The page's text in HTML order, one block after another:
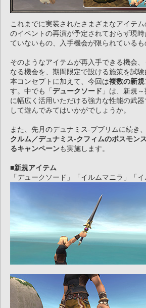
これまでに実装されたさまざまなアイテ
のイベントの再演が予定されておらず現
ていないもの、入手機会が限られているも
そのようなアイテムが再入手できる機会、
なる機会を、期間限定で設ける施策を試験
本コンセプトに加えて、今回は複数の新
す。中でも「 デュークソード 」は、新規
に幅広く活用いただける強力な性能の武
して遊んでみてはいかがでしょうか。
また、先月のデュナミス-ブブリムに続き
クルム／デュナミス-クフィムのボスモン
るキャンペーンも実施します。
■新規アイテム
「デュークソード」「イルムマニラ」「イ